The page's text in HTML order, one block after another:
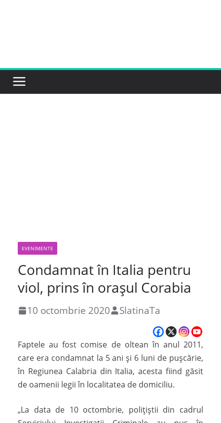
EVENIMENTE
Condamnat în Italia pentru
viol, prins în orașul Corabia
10 octombrie 2020 SlatinaTa
Faptele au fost comise de oltean în anul 2011,
care era condamnat la 5 ani și 6 luni de pușcărie,
în Regiunea Calabria din Italia, acesta fiind găsit
de oamenii legii în localitatea de domiciliu.
„La data de 10 octombrie, poliţiştii din cadrul